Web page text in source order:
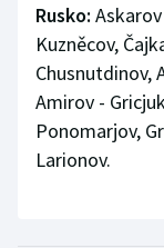
Rusko:
Kuzněcov,
Chusnutdinov,
Amirov -
Ponomarjov,
Larionov.